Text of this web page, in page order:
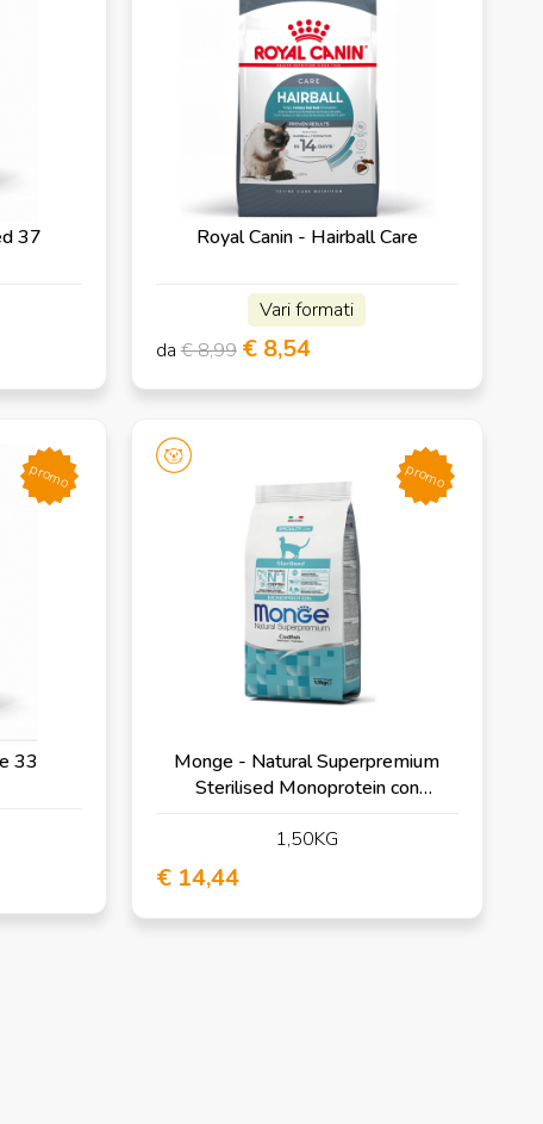
37 Royal Canin - Hairball Care
Vari formati
da € 8,99 € 8,54
33
promo
Monge - Natural Superpremium
Sterilised Monoprotein con
1,50KG
€ 14,44
promo